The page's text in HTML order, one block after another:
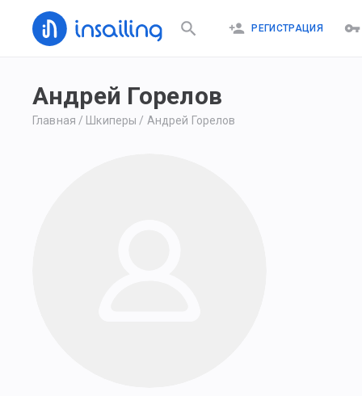
РЕГИСТРАЦИЯ
Андрей Горелов
Главная / Шкиперы / Андрей Горелов